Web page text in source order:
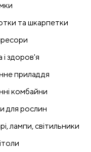
та шкарпетки
і здоров'я
приладдя
комбайни
для рослин
лампи, світильники